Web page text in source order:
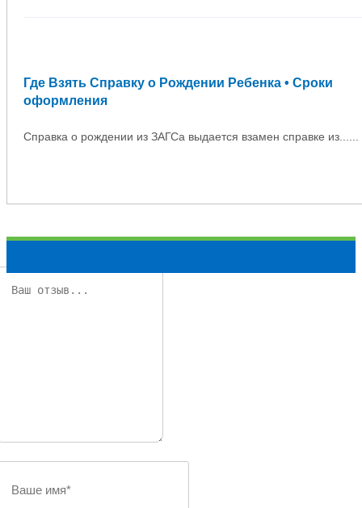
Где Взять Справку о Рождении Ребенка • Сроки
оформления
Справка о рождении из ЗАГСа выдается взамен справке из......
Оставить отзыв